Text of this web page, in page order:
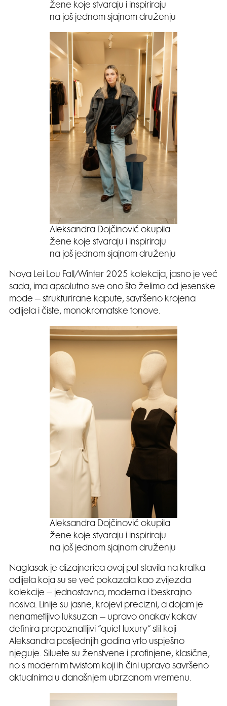
žene koje stvaraju i inspiriraju
na još jednom sjajnom druženju
Aleksandra Dojčinović okupila
žene koje stvaraju i inspiriraju
na još jednom sjajnom druženju
Nova Lei Lou Fall/Winter 2025 kolekcija, jasno je već
sada, ima apsolutno sve ono što želimo od jesenske
mode – strukturirane kapute, savršeno krojena
odijela i čiste, monokromatske tonove.
Aleksandra Dojčinović okupila
žene koje stvaraju i inspiriraju
na još jednom sjajnom druženju
Naglasak je dizajnerica ovaj put stavila na kratka
odijela koja su se već pokazala kao zvijezda
kolekcije – jednostavna, moderna i beskrajno
nosiva. Linije su jasne, krojevi precizni, a dojam je
nenametljivo luksuzan – upravo onakav kakav
definira prepoznatljivi “quiet luxury” stil koji
Aleksandra posljednjih godina vrlo uspješno
njeguje. Siluete su ženstvene i profinjene, klasične,
no s modernim twistom koji ih čini upravo savršeno
aktualnima u današnjem ubrzanom vremenu.